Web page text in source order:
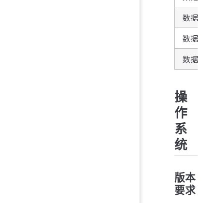
数据盘
数据盘
数据盘
操
作
系
统
版本
要求